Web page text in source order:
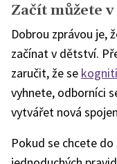
Začít můžete
Dobrou zprávou je,
začínat v dětství.
zaručit, že se
vyhnete, odborníci
vytvářet nová
Pokud se chcete